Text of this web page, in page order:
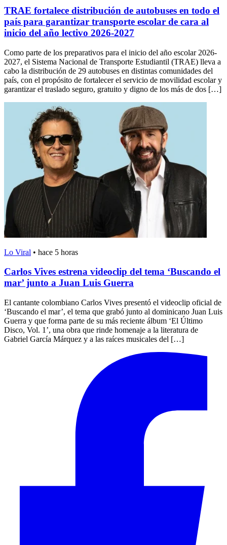
TRAE fortalece distribución de autobuses en todo el
país para garantizar transporte escolar de cara al
inicio del año lectivo 2026-2027
Como parte de los preparativos para el inicio del año escolar 2026-
2027, el Sistema Nacional de Transporte Estudiantil (TRAE) lleva a
cabo la distribución de 29 autobuses en distintas comunidades del
país, con el propósito de fortalecer el servicio de movilidad escolar y
garantizar el traslado seguro, gratuito y digno de los más de dos […]
Lo Viral • hace 5 horas
Carlos Vives estrena videoclip del tema ‘Buscando el
mar’ junto a Juan Luis Guerra
El cantante colombiano Carlos Vives presentó el videoclip oficial de
‘Buscando el mar’, el tema que grabó junto al dominicano Juan Luis
Guerra y que forma parte de su más reciente álbum ‘El Último
Disco, Vol. 1’, una obra que rinde homenaje a la literatura de
Gabriel García Márquez y a las raíces musicales del […]